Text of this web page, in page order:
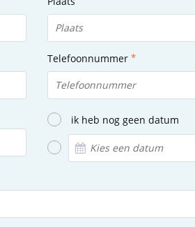
Telefoonnummer
ik heb nog geen datum